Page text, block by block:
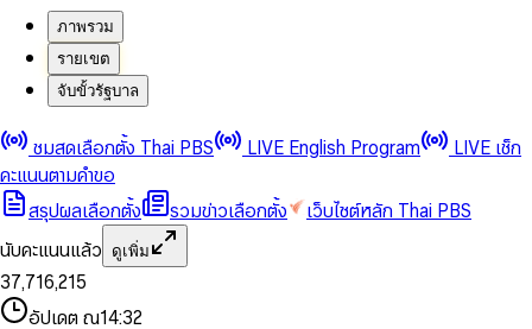
ภาพรวม
รายเขต
จับขั้วรัฐบาล
ชมสดเลือกตั้ง Thai PBS LIVE English Program
LIVE เช็ก
คะแนนตามคำขอ
สรุปผลเลือกตั้ง
รวมข่าวเลือกตั้ง
เว็บไซต์หลัก Thai PBS
นับคะแนนแล้ว
ดูเพิ่ม
0
1
2
3
4
0
1
2
3
4
5
6
7
8
,
0
1
2
4
6
7
8
0
1
2
0
1
3
5
6
7
,
1
2
0
1
0
2
3
4
5
อัปเดต ณ14:32
0
1
2
0
1
2
0
1 0